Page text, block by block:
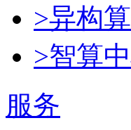
>异构
>智算
服务